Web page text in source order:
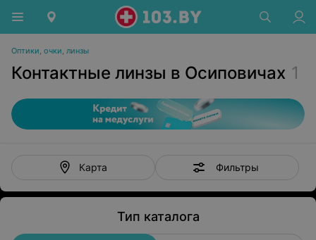
Оптики, очки, линзы
Контактные линзы в Осиповичах 1
Карта Фильтры
Тип каталога